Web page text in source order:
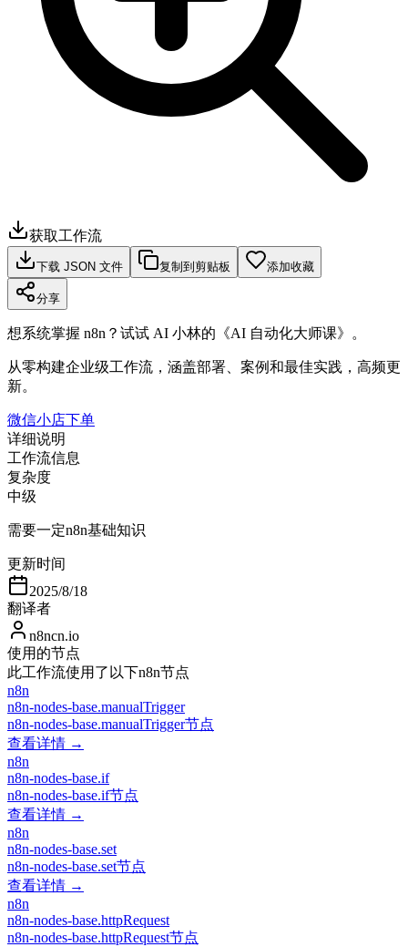
获取工作流
下载 JSON 文件 复制到剪贴板 添加收藏
分享
想系统掌握 n8n？试试 AI 小林的《AI 自动化大师课》。
从零构建企业级工作流，涵盖部署、案例和最佳实践，高频更
新。
微信小店下单
详细说明
工作流信息
复杂度
中级
需要一定n8n基础知识
更新时间
2025/8/18
翻译者
n8ncn.io
使用的节点
此工作流使用了以下n8n节点
n8n
n8n-nodes-base.manualTrigger
n8n-nodes-base.manualTrigger节点
查看详情 →
n8n
n8n-nodes-base.if
n8n-nodes-base.if节点
查看详情 →
n8n
n8n-nodes-base.set
n8n-nodes-base.set节点
查看详情 →
n8n
n8n-nodes-base.httpRequest
n8n-nodes-base.httpRequest节点